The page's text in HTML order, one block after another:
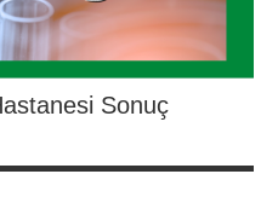
Sonuç